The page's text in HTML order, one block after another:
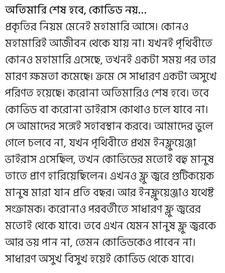
অতিমারি শেষ হবে, কোভিড নয়…
প্রকৃতির নিয়ম মেনেই মহামারি আসে। কোনও
মহামারিই আজীবন থেকে যায় না। যখনই পৃথিবীতে
কোনও মহামারি এসেছে, তখনই একটা সময় পর তার
মারণ ক্ষমতা কমেছে। ক্রমে সে সাধারণ একটা অসুখে
পরিণত হয়েছে। করোনা অতিমারিও শেষ হবে। তবে
কোভিড বা করোনা ভাইরাস কোথাও চলে যাবে না।
সে আমাদের সঙ্গেই সহাবস্থান করবে। আমাদের ভুলে
গেলে চলবে না, যখন পৃথিবীতে প্রথম ইনফ্লুয়েঞ্জা
ভাইরাস এসেছিল, তখন কোভিডের মতোই বহু মানুষ
তাতে প্রাণ হারিয়েছিলেন। এখনও ফ্লু জ্বরে গুটিকয়েক
মানুষ মারা যান প্রতি বছর। আর ইনফ্লুয়েঞ্জাও যথেষ্ট
সংক্রামক। করোনাও পরবর্তীতে সাধারণ ফ্লু জ্বরের
মতোই থেকে যাবে। তবে এখন যেমন মানুষ ফ্লু জ্বরকে
আর ভয় পান না, তেমন কোভিডকেও পাবেন না।
সাধারণ অসুখ বিসুখ হয়েই কোভিড থেকে যাবে।